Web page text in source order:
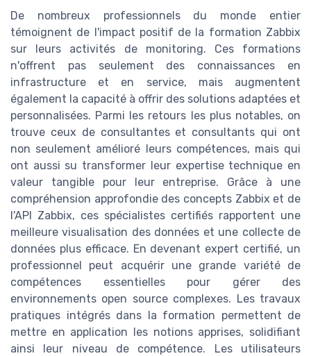
De nombreux professionnels du monde entier
témoignent de l'impact positif de la formation Zabbix
sur leurs activités de monitoring. Ces formations
n'offrent pas seulement des connaissances en
infrastructure et en service, mais augmentent
également la capacité à offrir des solutions adaptées et
personnalisées. Parmi les retours les plus notables, on
trouve ceux de consultantes et consultants qui ont
non seulement amélioré leurs compétences, mais qui
ont aussi su transformer leur expertise technique en
valeur tangible pour leur entreprise. Grâce à une
compréhension approfondie des concepts Zabbix et de
l'API Zabbix, ces spécialistes certifiés rapportent une
meilleure visualisation des données et une collecte de
données plus efficace. En devenant expert certifié, un
professionnel peut acquérir une grande variété de
compétences essentielles pour gérer des
environnements open source complexes. Les travaux
pratiques intégrés dans la formation permettent de
mettre en application les notions apprises, solidifiant
ainsi leur niveau de compétence. Les utilisateurs